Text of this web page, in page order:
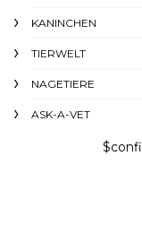
KANINCHEN
TIERWELT
NAGETIERE
ASK-A-VET